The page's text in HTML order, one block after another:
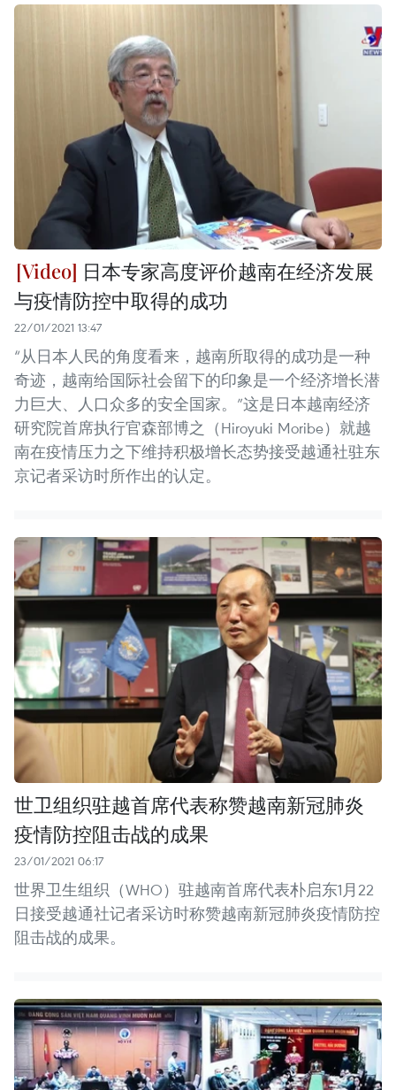
日本专家高度评价越南在经济发展
与疫情防控中取得的成功
22/01/2021 13:47
“从日本人民的角度看来，越南所取得的成功是一种
奇迹，越南给国际社会留下的印象是一个经济增长潜
力巨大、人口众多的安全国家。”这是日本越南经济
研究院首席执行官森部博之（Hiroyuki Moribe）就越
南在疫情压力之下维持积极增长态势接受越通社驻东
京记者采访时所作出的认定。
世卫组织驻越首席代表称赞越南新冠肺炎
疫情防控阻击战的成果
23/01/2021 06:17
世界卫生组织（WHO）驻越南首席代表朴启东1月22
日接受越通社记者采访时称赞越南新冠肺炎疫情防控
阻击战的成果。